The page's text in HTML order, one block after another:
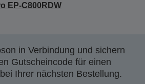
EP-C800RDW
in Verbindung und sichern
Gutscheincode für einen
bei Ihrer nächsten Bestellung.